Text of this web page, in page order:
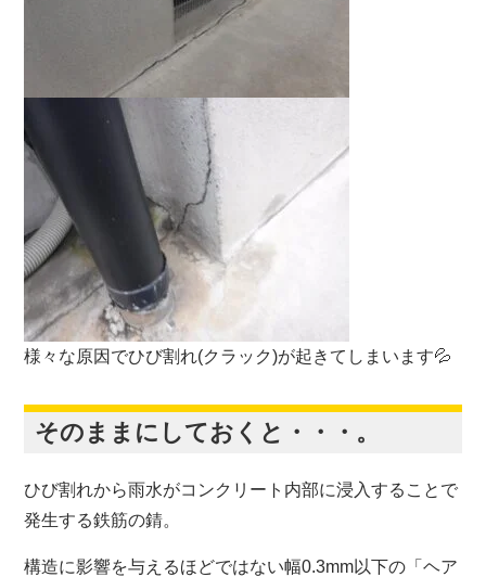
様々な原因でひび割れ(クラック)が起きてしまいます💦
そのままにしておくと・・・。
ひび割れから雨水がコンクリート内部に浸入することで
発生する鉄筋の錆。
構造に影響を与えるほどではない幅0.3mm以下の「ヘア